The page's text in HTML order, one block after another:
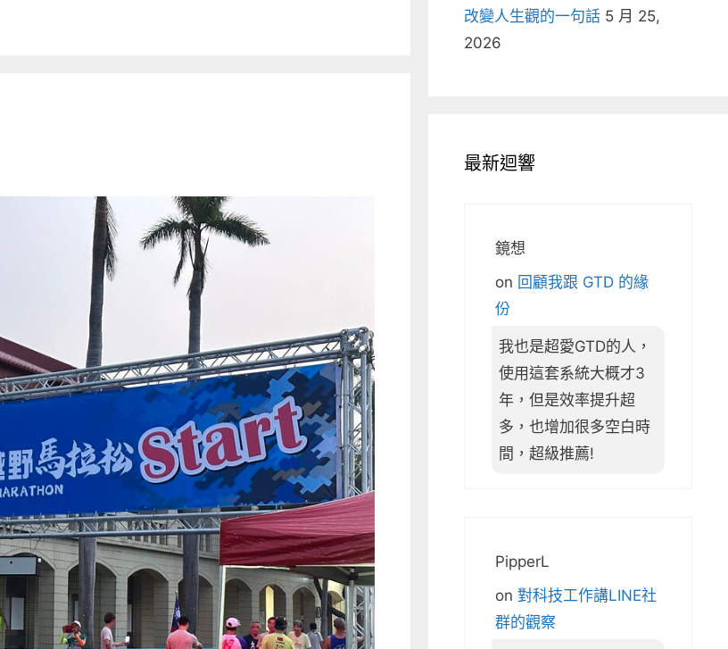
改變人生觀的一句話 5 月 25,
2026
最新迴響
鏡想
on 回顧我跟 GTD 的緣
份
我也是超愛GTD的人，
使用這套系統大概才3
年，但是效率提升超
多，也增加很多空白時
間，超級推薦!
PipperL
on 對科技工作講LINE社
群的觀察